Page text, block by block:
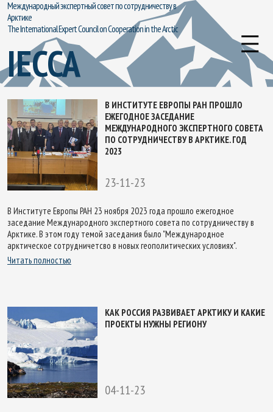
Международный экспертный совет по сотрудничеству в
Арктике
The International Expert Council on Cooperation in the Arctic
IECCA
В ИНСТИТУТЕ ЕВРОПЫ РАН ПРОШЛО
ЕЖЕГОДНОЕ ЗАСЕДАНИЕ
МЕЖДУНАРОДНОГО ЭКСПЕРТНОГО СОВЕТА
ПО СОТРУДНИЧЕСТВУ В АРКТИКЕ. ГОД
2023
23-11-23
В Институте Европы РАН 23 ноября 2023 года прошло ежегодное
заседание Международного экспертного совета по сотрудничеству в
Арктике. В этом году темой заседания было "Международное
арктическое сотрудничетсво в новых геополитических условиях".
Читать полностью
КАК РОССИЯ РАЗВИВАЕТ АРКТИКУ И КАКИЕ
ПРОЕКТЫ НУЖНЫ РЕГИОНУ
04-11-23